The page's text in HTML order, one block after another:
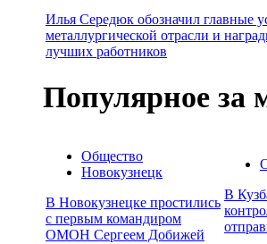
Илья Середюк обозначил главные
металлургической отрасли и
лучших работников
Популярное за
Общество
Новокузнецк
В Новокузнецке простились
с первым командиром
ОМОН Сергеем Добижей
В